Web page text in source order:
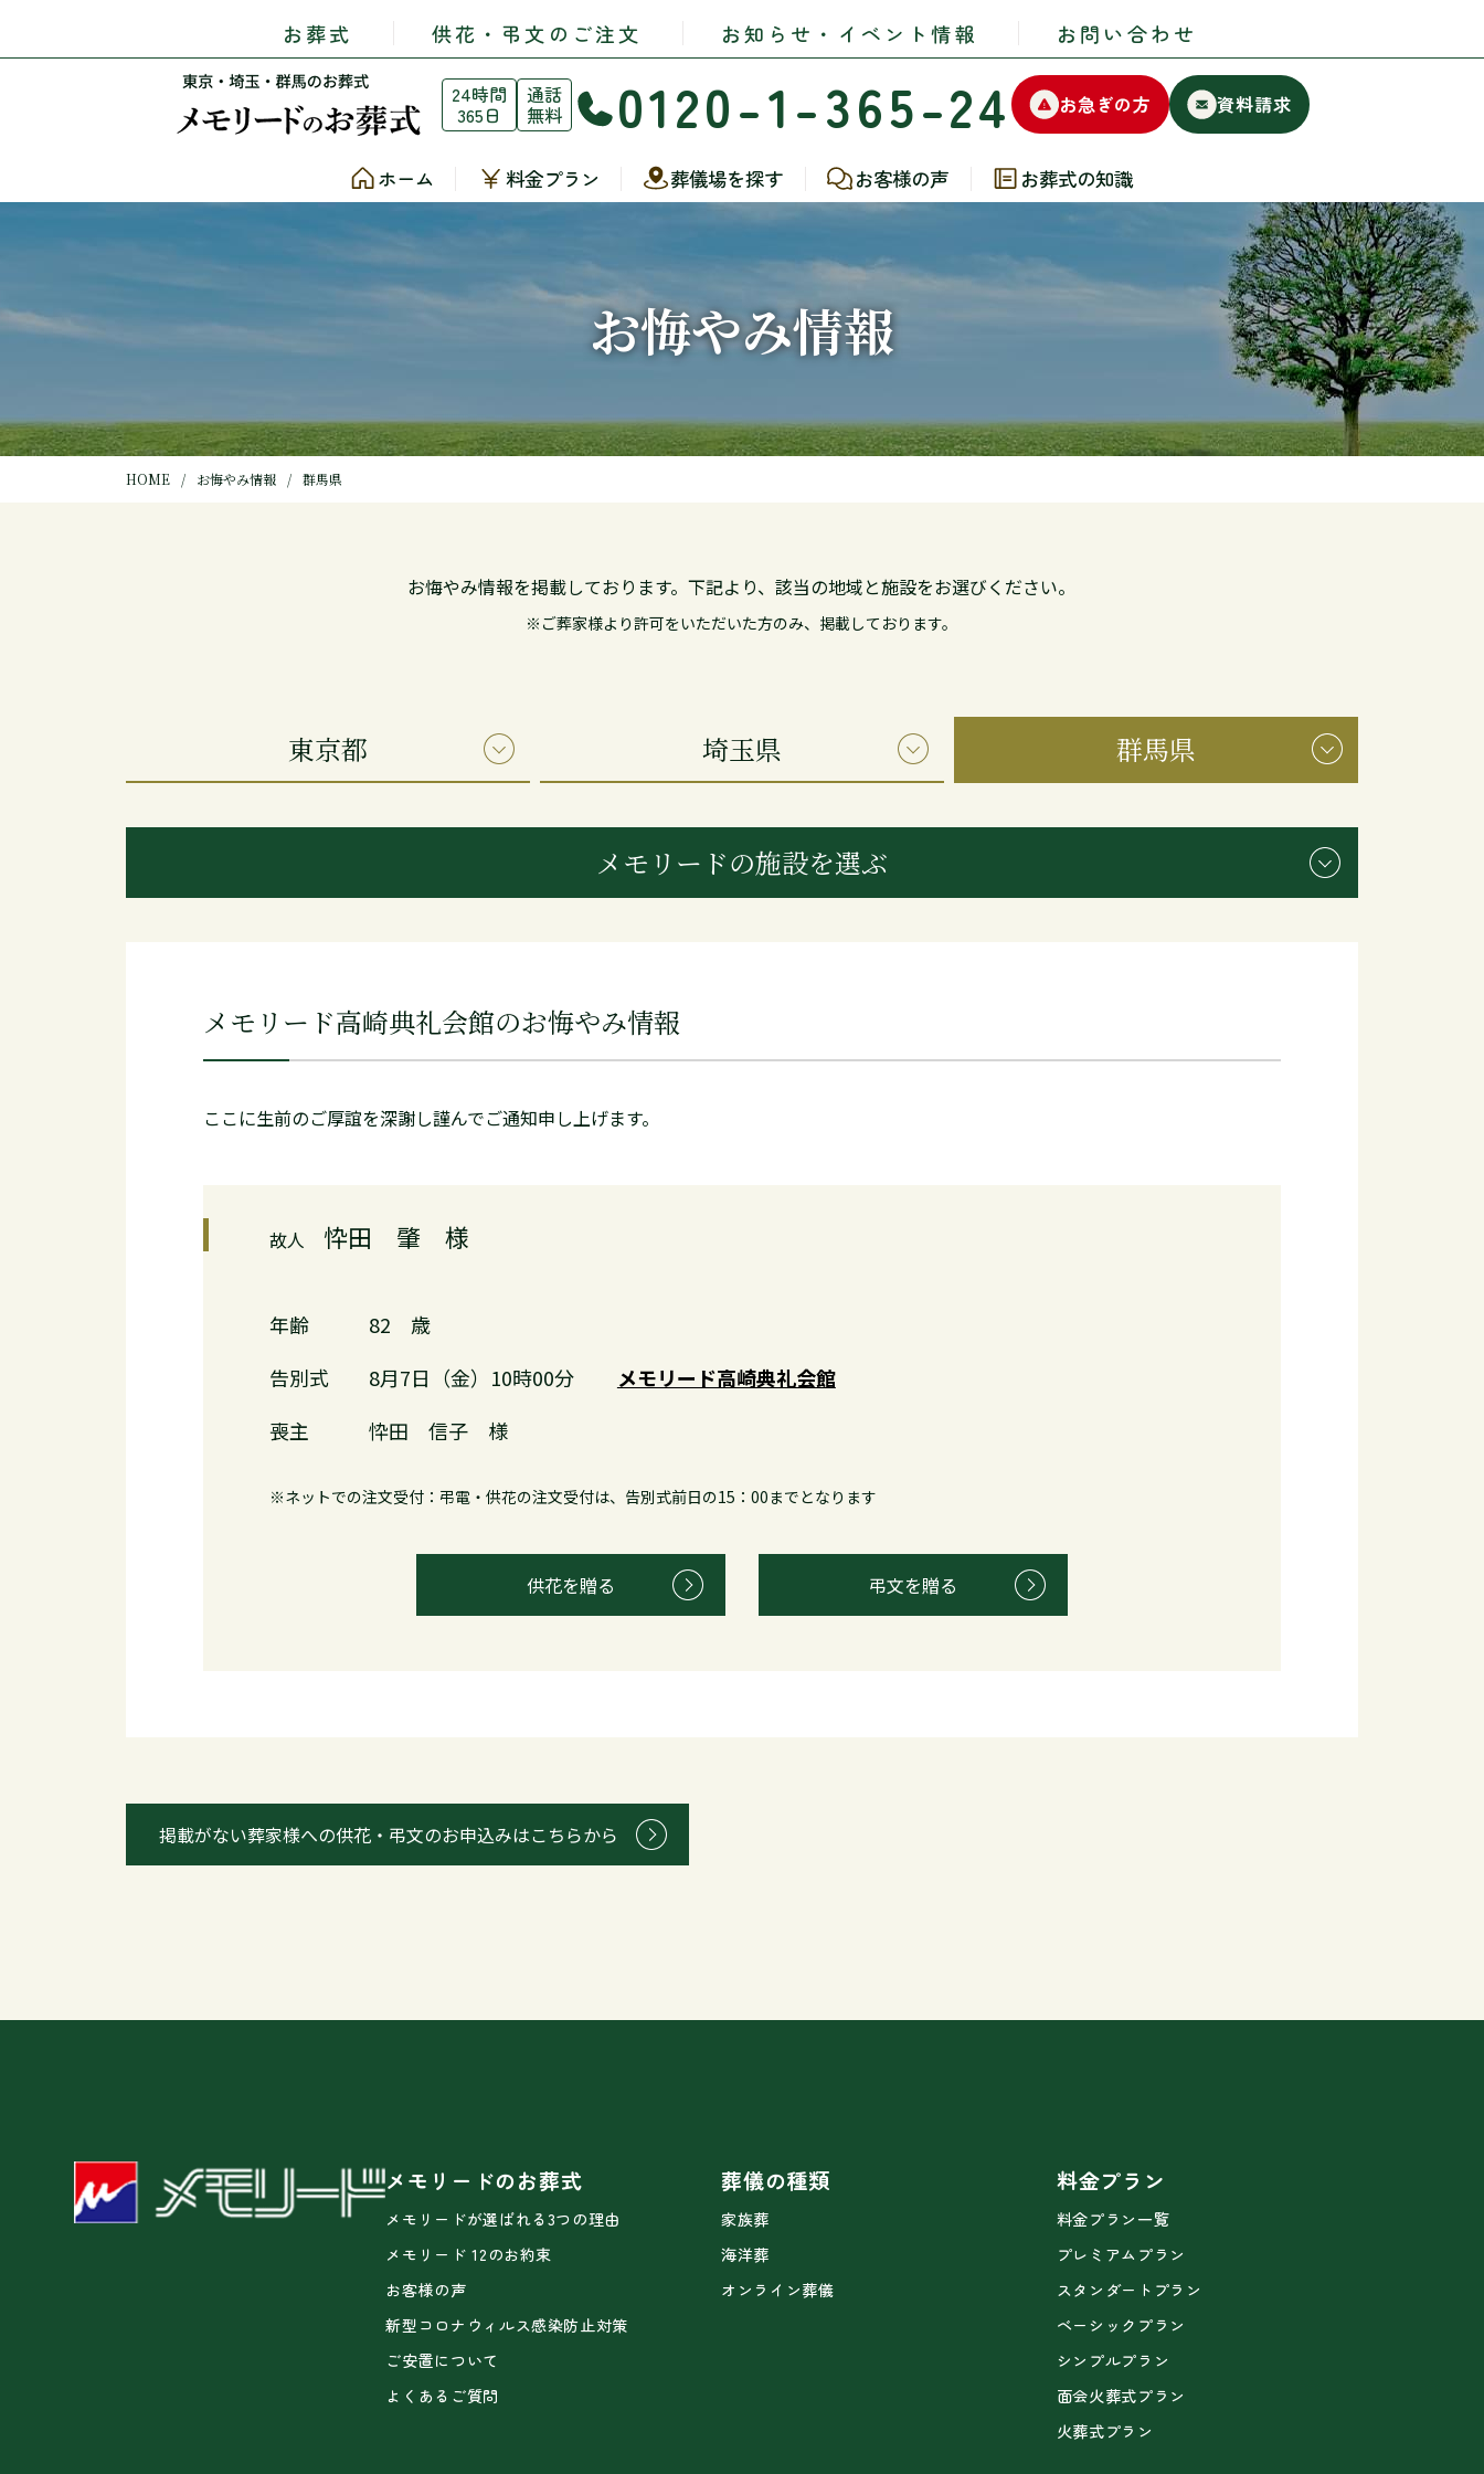
お葬式 供花・弔文のご注文 お知らせ・イベント情報 お問い合わせ
24時間
365日
通話
無料 0120-1-365-24 お急ぎの方 資料請求
ホーム 料金プラン 葬儀場を探す お客様の声 お葬式の知識
お悔やみ情報
HOME お悔やみ情報 群馬県
お悔やみ情報を掲載しております。下記より、該当の地域と施設をお選びください。
※ご葬家様より許可をいただいた方のみ、 掲載しております。
東京都 埼玉県 群馬県
メモリードの施設を選ぶ
メモリード高崎典礼会館のお悔やみ情報
ここに生前のご厚誼を深謝し謹んでご通知申し上げます。
故人 忰田 肇 様
年齢
82 歳
告別式
8月7日（金）10時00分
メモリード高崎典礼会館
喪主
忰田 信子 様
※ネットでの注文受付：弔電・供花の注文受付は、告別式前日の15：00までとなります
供花を贈る 弔文を贈る
掲載がない葬家様への供花・弔文のお申込みはこちらから
メモリードのお葬式
メモリードが選ばれる3つの理由
メモリード 12のお約束
お客様の声
新型コロナウィルス感染防止対策
ご安置について
よくあるご質問
葬儀の種類
家族葬
海洋葬
オンライン葬儀
料金プラン
料金プラン一覧
プレミアムプラン
スタンダートプラン
ベーシックプラン
シンプルプラン
面会火葬式プラン
火葬式プラン